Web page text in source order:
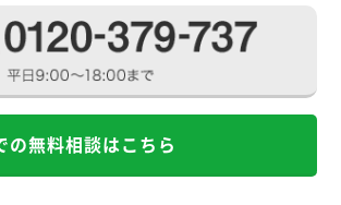
の無料相談はこちら